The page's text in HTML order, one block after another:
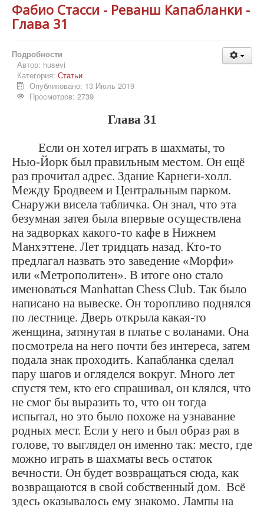
Фабио Стасси - Реванш Капабланки -
Глава 31
Подробности
Автор: husevi
Категория: Статьи
Опубликовано: 13 Июль 2019
Просмотров: 2739
Глава 31
Если он хотел играть в шахматы, то
Нью-Йорк был правильным местом. Он ещё
раз прочитал адрес. Здание Карнеги-холл.
Между Бродвеем и Центральным парком.
Снаружи висела табличка. Он знал, что эта
безумная затея была впервые осуществлена
на задворках какого-то кафе в Нижнем
Манхэттене. Лет тридцать назад. Кто-то
предлагал назвать это заведение «Морфи»
или «Метрополитен». В итоге оно стало
именоваться Manhattan Chess Club. Так было
написано на вывеске. Он торопливо поднялся
по лестнице. Дверь открыла какая-то
женщина, затянутая в платье с воланами. Она
посмотрела на него почти без интереса, затем
подала знак проходить. Капабланка сделал
пару шагов и огляделся вокруг. Много лет
спустя тем, кто его спрашивал, он клялся, что
не смог бы выразить то, что он тогда
испытал, но это было похоже на узнавание
родных мест. Если у него и был образ рая в
голове, то выглядел он именно так: место, где
можно играть в шахматы весь остаток
вечности. Он будет возвращаться сюда, как
возвращаются в свой собственный дом. Всё
здесь оказывалось ему знакомо. Лампы на